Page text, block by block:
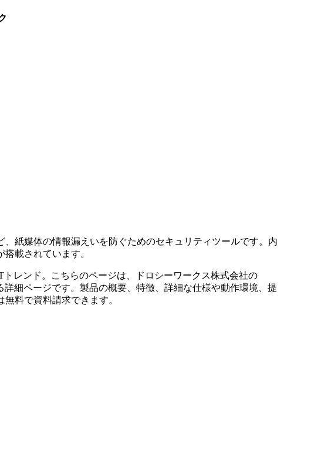
紙媒体の情報漏えいを防ぐためのセキュリティツールです。内
載されています。
レンド。こちらのページは、 ドロシーワークス株式会社の
詳細ページです。製品の概要、特徴、詳細な仕様や動作環境、提
料で資料請求できます。